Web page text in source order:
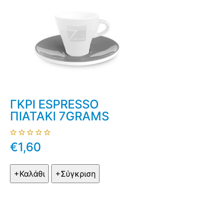
ΓΚΡΙ ESPRESSO
ΠΙΑΤΑΚΙ 7GRAMS
€1,60